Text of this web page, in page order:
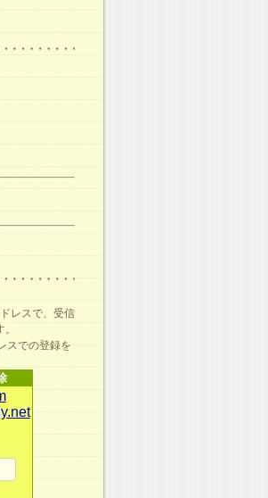
レスで、受信
スでの登録を